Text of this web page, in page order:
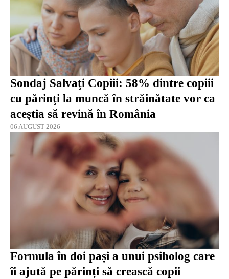
Sondaj Salvaţi Copiii: 58% dintre copiii
cu părinţi la muncă în străinătate vor ca
aceştia să revină în România
06 AUGUST 2026
Formula în doi pași a unui psiholog care
îi ajută pe părinți să crească copii